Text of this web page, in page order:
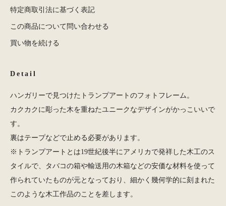
特定商取引法に基づく表記
この商品について問い合わせる
買い物を続ける
Detail
ハンガリーで見つけたトランプアートのフォトフレーム。
カクカクに彫った木を重ねたユニークなデザインがかっこいいで
す。
裏はテープなどで止める必要があります。
※トランプアートとは19世紀後半にアメリカで発祥した木工のス
タイルで、タバコの箱や輸送用の木箱などの安価な材料を使って
作られていたものが元となっており、細かく幾何学的に刻まれた
このような木工作品のことを差します。